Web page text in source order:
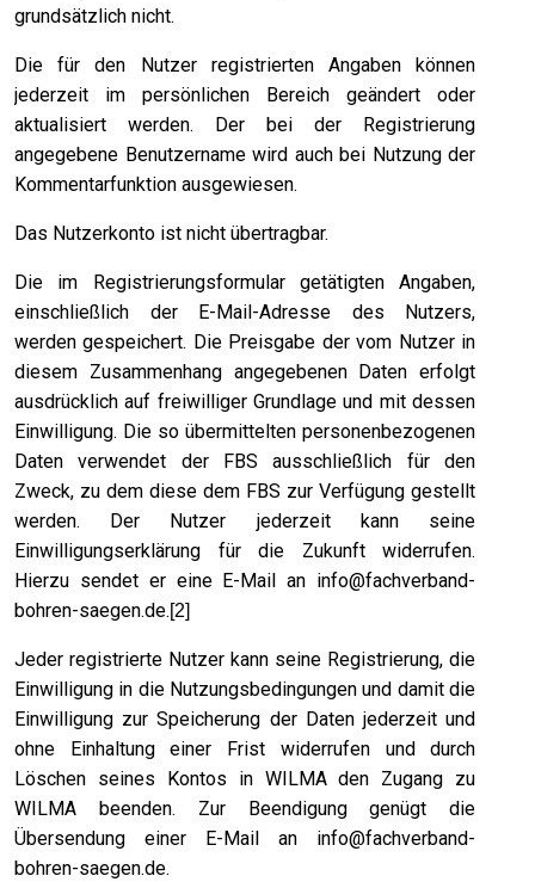
grundsätzlich nicht.
Die für den Nutzer registrierten Angaben können
jederzeit im persönlichen Bereich geändert oder
aktualisiert werden. Der bei der Registrierung
angegebene Benutzername wird auch bei Nutzung der
Kommentarfunktion ausgewiesen.
Das Nutzerkonto ist nicht übertragbar.
Die im Registrierungsformular getätigten Angaben,
einschließlich der E-Mail-Adresse des Nutzers,
werden gespeichert. Die Preisgabe der vom Nutzer in
diesem Zusammenhang angegebenen Daten erfolgt
ausdrücklich auf freiwilliger Grundlage und mit dessen
Einwilligung. Die so übermittelten personenbezogenen
Daten verwendet der FBS ausschließlich für den
Zweck, zu dem diese dem FBS zur Verfügung gestellt
werden. Der Nutzer jederzeit kann seine
Einwilligungserklärung für die Zukunft widerrufen.
Hierzu sendet er eine E-Mail an info@fachverband-
bohren-saegen.de.[2]
Jeder registrierte Nutzer kann seine Registrierung, die
Einwilligung in die Nutzungsbedingungen und damit die
Einwilligung zur Speicherung der Daten jederzeit und
ohne Einhaltung einer Frist widerrufen und durch
Löschen seines Kontos in WILMA den Zugang zu
WILMA beenden. Zur Beendigung genügt die
Übersendung einer E-Mail an info@fachverband-
bohren-saegen.de.